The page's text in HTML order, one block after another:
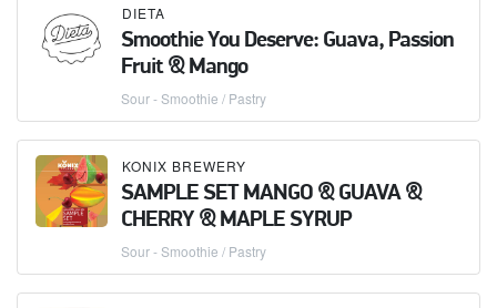
DIETA
Smoothie You Deserve: Guava, Passion
Fruit & Mango
Sour - Smoothie / Pastry
KONIX BREWERY
SAMPLE SET MANGO & GUAVA &
CHERRY & MAPLE SYRUP
Sour - Smoothie / Pastry